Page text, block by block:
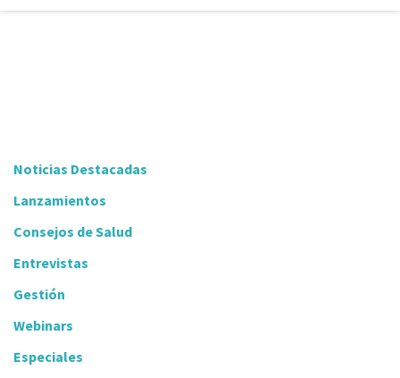
Noticias Destacadas
Lanzamientos
Consejos de Salud
Entrevistas
Gestión
Webinars
Especiales